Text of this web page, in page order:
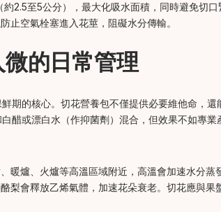
2.5至5公分），最大化吸水面積，同時避免切口
止空氣栓塞進入花莖，阻礙水分傳輸。
的日常管理
期的核心。切花營養包不僅提供必要維他命，
或漂白水（作抑菌劑）混合，但效果不如專業
暖爐、火爐等高溫區域附近，高溫會加速水分蒸
梨會釋放乙烯氣體，加速花朵衰老。切花應與果